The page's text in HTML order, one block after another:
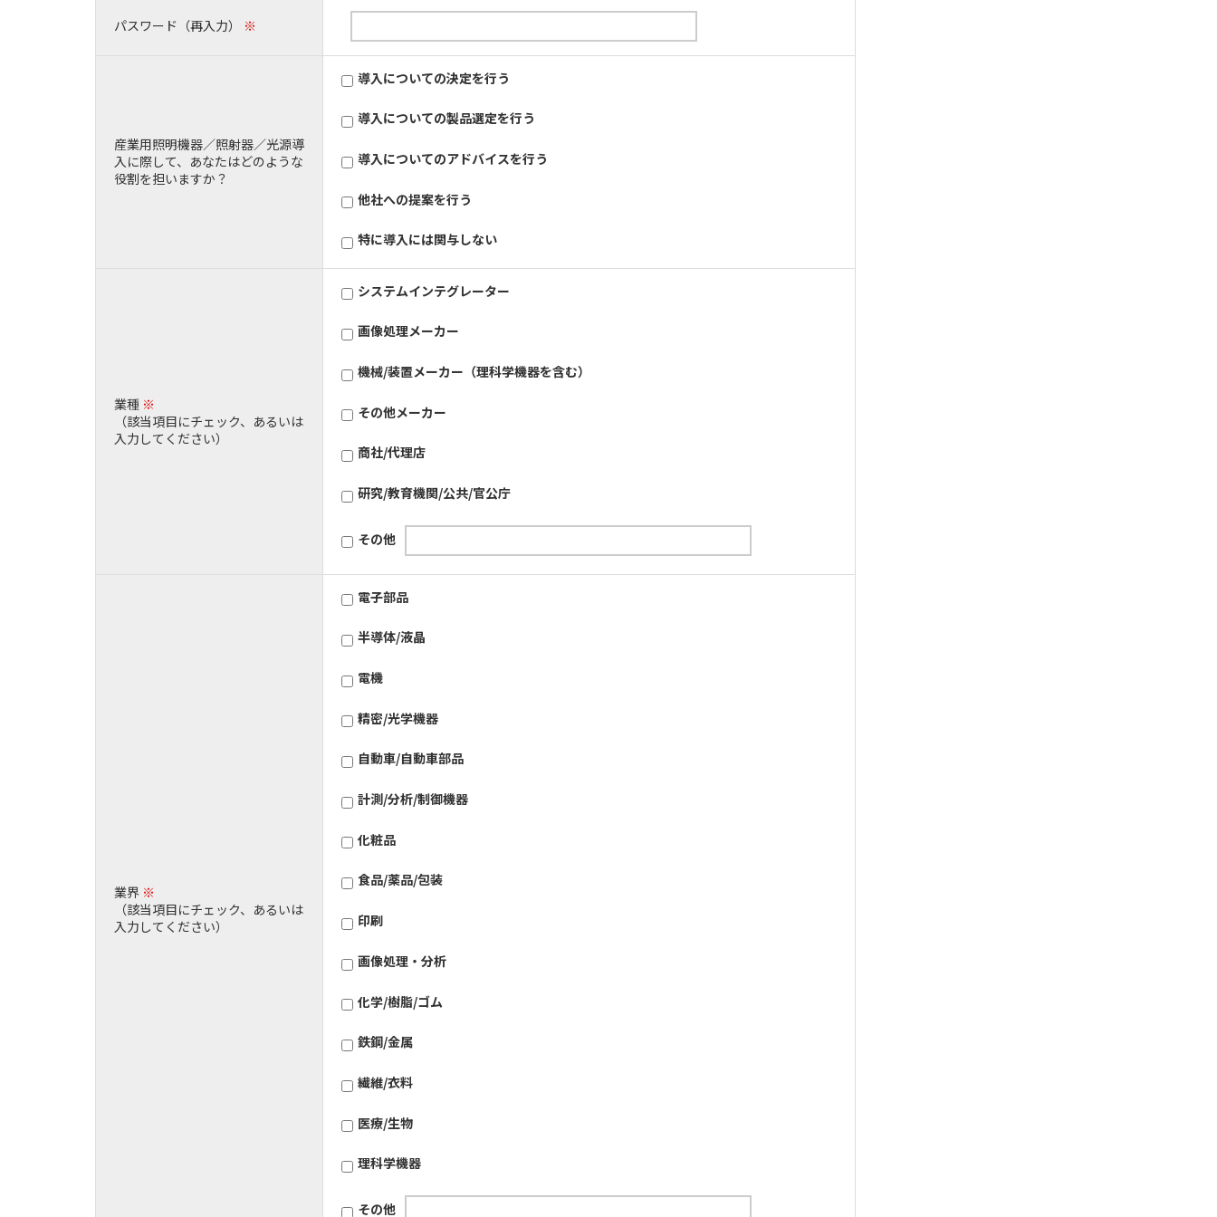
パスワード（再入力） ※
産業用照明機器／照射器／光源導
入に際して、あなたはどのような
役割を担いますか？
導入についての決定を行う
導入についての製品選定を行う
導入についてのアドバイスを行う
他社への提案を行う
特に導入には関与しない
業種 ※
（該当項目にチェック、あるいは
入力してください）
システムインテグレーター
画像処理メーカー
機械/装置メーカー（理科学機器を含む）
その他メーカー
商社/代理店
研究/教育機関/公共/官公庁
その他
業界 ※
（該当項目にチェック、あるいは
入力してください）
電子部品
半導体/液晶
電機
精密/光学機器
自動車/自動車部品
計測/分析/制御機器
化粧品
食品/薬品/包装
印刷
画像処理・分析
化学/樹脂/ゴム
鉄鋼/金属
繊維/衣料
医療/生物
理科学機器
その他